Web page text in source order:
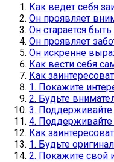
Как ведет себя
Он проявляет
Он старается
Он проявляет
Он искренне
Как вести себя
Как
1. Покажите
2. Будьте
3. Поддерживайте
4.
Как
1. Будьте
2. Покажите свой